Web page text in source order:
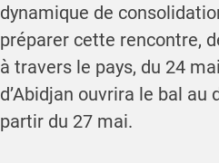
dynamique de
préparer cette rencontre,
à travers le pays, du 24
d’Abidjan ouvrira le bal
partir du 27 mai.